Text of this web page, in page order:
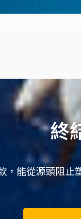
終
，能從源頭阻止